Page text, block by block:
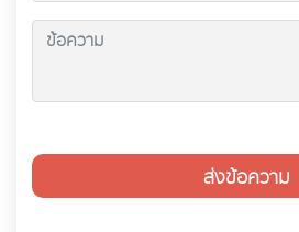
ส่งข้อความ